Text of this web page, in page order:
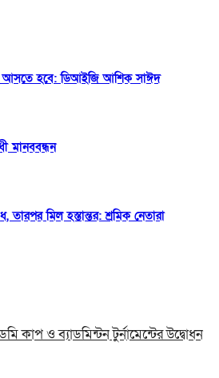
আসতে হবে: ডিআইজি আশিক সাঈদ
মানববন্ধন
মিল হস্তান্তর: শ্রমিক নেতারা
কাপ ও ব্যাডমিন্টন টুর্নামেন্টের উদ্বোধন